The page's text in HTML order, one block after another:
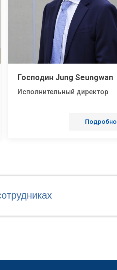
Господин Jung Seungwan
Исполнительный директор
Подробно